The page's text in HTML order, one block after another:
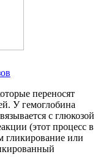
переносят
У гемоглобина
с глюкозой
(этот процесс в
гликирование или